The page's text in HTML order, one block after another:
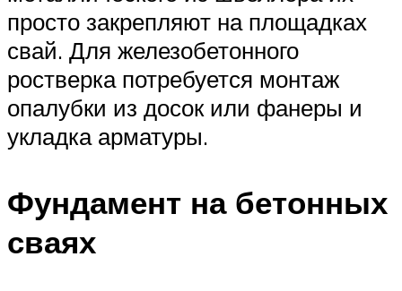
просто закрепляют на площадках
свай. Для железобетонного
ростверка потребуется монтаж
опалубки из досок или фанеры и
укладка арматуры.
Фундамент на бетонных
сваях